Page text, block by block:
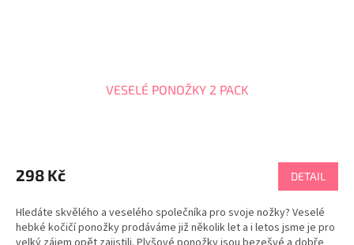
VESELÉ PONOŽKY 2 PACK
produktu
je
z
5
298 Kč DETAIL
Hledáte skvělého a veselého společníka pro svoje nožky? Veselé
hebké kočičí ponožky prodáváme již několik let a i letos jsme je pro